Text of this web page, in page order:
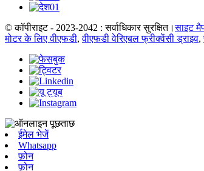
© कॉपीराइट - 2023-2042 : सर्वाधिकार सुरक्षित।साइट
मोटर के लिए वीएफडी,वीएफडी वेरिएबल फ्रीक्वेंसी ड्राइव,
ईमेल भेजें
Whatsapp
फ़ोन
फ़ोन